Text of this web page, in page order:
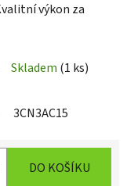
výkon za
Skladem (1 ks)
3CN3AC15
DO KOŠÍKU